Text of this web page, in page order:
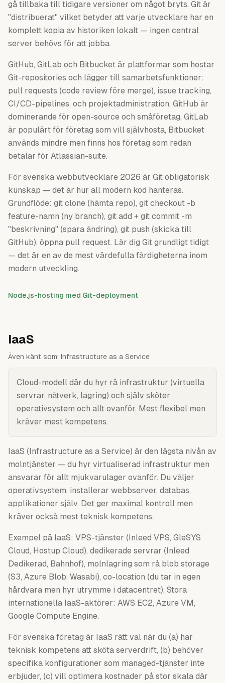
gå tillbaka till tidigare versioner om något bryts. Git är
"distribuerat" vilket betyder att varje utvecklare har en
komplett kopia av historiken lokalt — ingen central
server behövs för att jobba.
GitHub, GitLab och Bitbucket är plattformar som hostar
Git-repositories och lägger till samarbetsfunktioner:
pull requests (code review före merge), issue tracking,
CI/CD-pipelines, och projektadministration. GitHub är
dominerande för open-source och småföretag, GitLab
är populärt för företag som vill självhosta, Bitbucket
används mindre men finns hos företag som redan
betalar för Atlassian-suite.
För svenska webbutvecklare 2026 är Git obligatorisk
kunskap — det är hur all modern kod hanteras.
Grundflöde: git clone (hämta repo), git checkout -b
feature-namn (ny branch), git add + git commit -m
"beskrivning" (spara ändring), git push (skicka till
GitHub), öppna pull request. Lär dig Git grundligt tidigt
— det är en av de mest värdefulla färdigheterna inom
modern utveckling.
Node.js-hosting med Git-deployment
IaaS
Även känt som: Infrastructure as a Service
Cloud-modell där du hyr rå infrastruktur (virtuella
servrar, nätverk, lagring) och själv sköter
operativsystem och allt ovanför. Mest flexibel men
kräver mest kompetens.
IaaS (Infrastructure as a Service) är den lägsta nivån av
molntjänster — du hyr virtualiserad infrastruktur men
ansvarar för allt mjukvarulager ovanför. Du väljer
operativsystem, installerar webbserver, databas,
applikationer själv. Det ger maximal kontroll men
kräver också mest teknisk kompetens.
Exempel på IaaS: VPS-tjänster (Inleed VPS, GleSYS
Cloud, Hostup Cloud), dedikerade servrar (Inleed
Dedikerad, Bahnhof), molnlagring som rå blob storage
(S3, Azure Blob, Wasabi), co-location (du tar in egen
hårdvara men hyr utrymme i datacentret). Stora
internationella IaaS-aktörer: AWS EC2, Azure VM,
Google Compute Engine.
För svenska företag är IaaS rätt val när du (a) har
teknisk kompetens att sköta serverdrift, (b) behöver
specifika konfigurationer som managed-tjänster inte
erbjuder, (c) vill optimera kostnader på stor skala där